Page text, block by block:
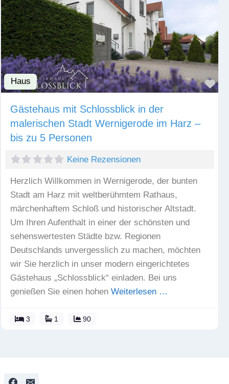
Haus
Gästehaus mit Schlossblick in der
malerischen Stadt Wernigerode im Harz –
bis zu 5 Personen
Keine Rezensionen
Herzlich Willkommen in Wernigerode, der bunten
Stadt am Harz mit weltberühmtem Rathaus,
märchenhaftem Schloß und historischer Altstadt.
Um Ihren Aufenthalt in einer der schönsten und
sehenswertesten Städte bzw. Regionen
Deutschlands unvergesslich zu machen, möchten
wir Sie herzlich in unser modern eingerichtetes
Gästehaus „Schlossblick“ einladen. Bei uns
genießen Sie einen hohen Weiterlesen …
3 1 90